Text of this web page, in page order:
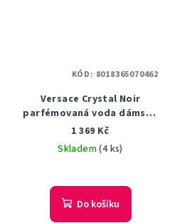
Versace Crystal Noir
parfémovaná voda dámská
90 ml
1 369 Kč
Skladem(4 ks)
Do košíku
KÓD: 8018365070462